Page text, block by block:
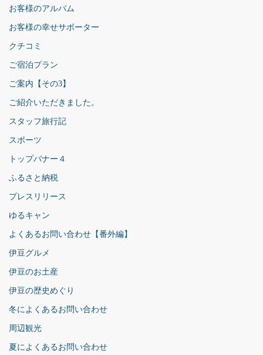
お客様のアルバム
お客様の幸せサポーター
クチコミ
ご宿泊プラン
ご案内【その3】
ご紹介いただきました。
スタッフ旅行記
スポーツ
トップバナー４
ふるさと納税
プレスリリース
ゆるキャン
よくあるお問い合わせ【番外編】
伊豆グルメ
伊豆のお土産
伊豆の歴史めぐり
冬によくあるお問い合わせ
周辺観光
夏によくあるお問い合わせ